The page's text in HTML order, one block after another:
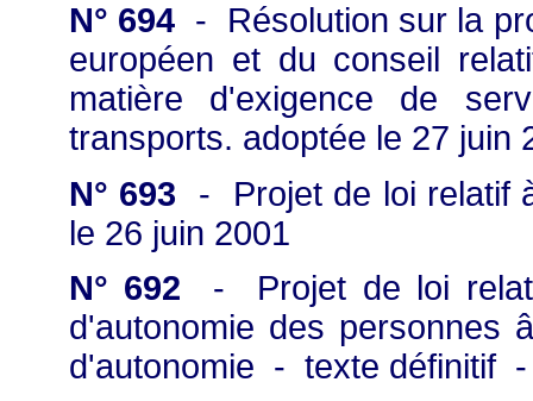
N° 694 - Résolution sur la
européen et du conseil
matière d'exigence de
transports. adoptée le 27 juin
N° 693 - Projet de loi relatif
le 26 juin 2001
N° 692 - Projet de loi
d'autonomie des personnes
d'autonomie - texte définitif